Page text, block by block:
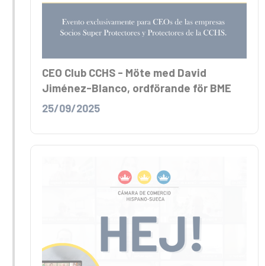
CEO Club CCHS - Möte med David
Jiménez-Blanco, ordförande för BME
25/09/2025